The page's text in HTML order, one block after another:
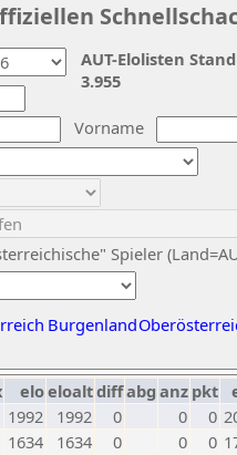
Vorname
Spieler
Burgenland
AUT-Elolisten
3.955
eloeloaltdiffabg anz pkt
1992 1992 0 0 0
1634 1634 0 0 0